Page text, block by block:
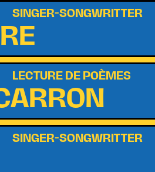
SINGER-SONGWRITTER
LECTURE DE POÈMES
SINGER-SONGWRITTER